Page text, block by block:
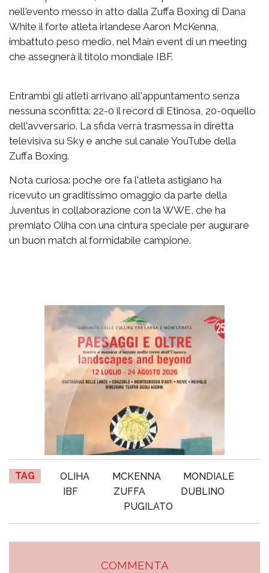
nell'evento messo in atto dalla Zuffa Boxing di Dana
White il forte atleta irlandese Aaron McKenna,
imbattuto peso medio, nel Main event di un meeting
che assegnerà il titolo mondiale IBF.
Entrambi gli atleti arrivano all'appuntamento senza
nessuna sconfitta: 22-0 il record di Etinosa, 20-0quello
dell'avversario. La sfida verrà trasmessa in diretta
televisiva su Sky e anche sul canale YouTube della
Zuffa Boxing.
Nota curiosa: poche ore fa l'atleta astigiano ha
ricevuto un graditissimo omaggio da parte della
Juventus in collaborazione con la WWE, che ha
premiato Oliha con una cintura speciale per augurare
un buon match al formidabile campione.
TAG OLIHA MCKENNA
MONDIALE
IBF
ZUFFA
DUBLINO
PUGILATO
COMMENTA